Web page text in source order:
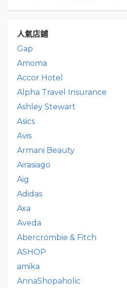
人氣店鋪
Gap
Amoma
Accor Hotel
Alpha Travel Insurance
Ashley Stewart
Asics
Avis
Armani Beauty
Airasiago
Aig
Adidas
Axa
Aveda
Abercrombie & Fitch
ASHOP
amika
AnnaShopaholic